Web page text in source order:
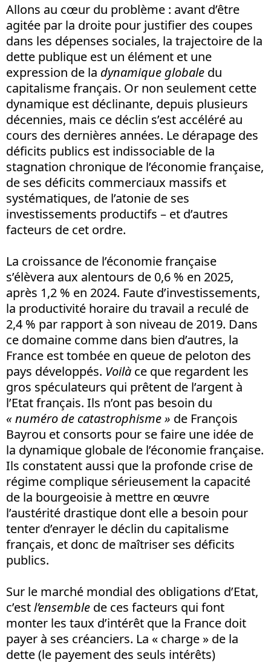
Allons au cœur du problème : avant d’être
agitée par la droite pour justifier des coupes
dans les dépenses sociales, la trajectoire de la
dette publique est un élément et une
expression de la dynamique globale du
capitalisme français. Or non seulement cette
dynamique est déclinante, depuis plusieurs
décennies, mais ce déclin s’est accéléré au
cours des dernières années. Le dérapage des
déficits publics est indissociable de la
stagnation chronique de l’économie française,
de ses déficits commerciaux massifs et
systématiques, de l’atonie de ses
investissements productifs – et d’autres
facteurs de cet ordre.
La croissance de l’économie française
s’élèvera aux alentours de 0,6 % en 2025,
après 1,2 % en 2024. Faute d’investissements,
la productivité horaire du travail a reculé de
2,4 % par rapport à son niveau de 2019. Dans
ce domaine comme dans bien d’autres, la
France est tombée en queue de peloton des
pays développés. Voilà ce que regardent les
gros spéculateurs qui prêtent de l’argent à
l’Etat français. Ils n’ont pas besoin du
« numéro de catastrophisme » de François
Bayrou et consorts pour se faire une idée de
la dynamique globale de l’économie française.
Ils constatent aussi que la profonde crise de
régime complique sérieusement la capacité
de la bourgeoisie à mettre en œuvre
l’austérité drastique dont elle a besoin pour
tenter d’enrayer le déclin du capitalisme
français, et donc de maîtriser ses déficits
publics.
Sur le marché mondial des obligations d’Etat,
c’estl’ensemble de ces facteurs qui font
monter les taux d’intérêt que la France doit
payer à ses créanciers. La « charge » de la
dette (le payement des seuls intérêts)